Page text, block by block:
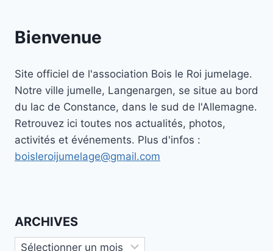
Bienvenue
Site officiel de l'association Bois le Roi jumelage.
Notre ville jumelle, Langenargen, se situe au bord
du lac de Constance, dans le sud de l'Allemagne.
Retrouvez ici toutes nos actualités, photos,
activités et événements. Plus d'infos :
boisleroijumelage@gmail.com
ARCHIVES
Archives